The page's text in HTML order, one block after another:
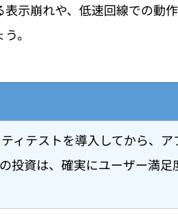
示崩れや、低速回線での動
。
ィテストを導入してから、
資は、確実にユーザー満足